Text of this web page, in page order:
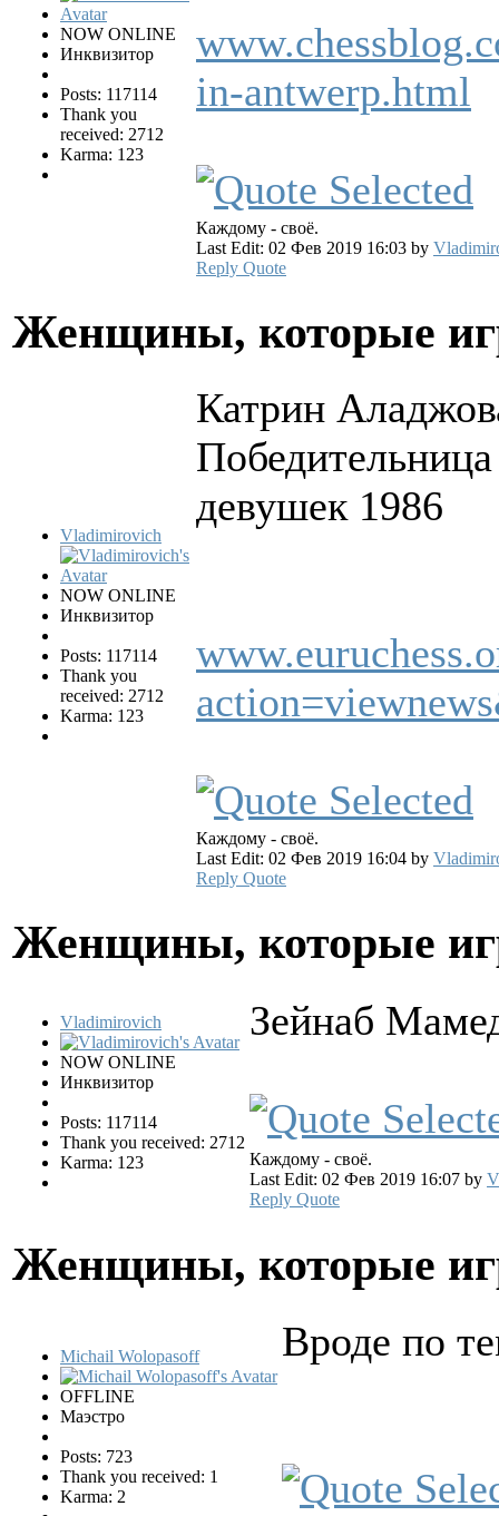
NOW ONLINE
Инквизитор
Posts: 117114
Thank you
received: 2712
Karma: 123
in-antwerp.html
Каждому - своё.
Last Edit: 02 Фев 2019 16:03 by
Reply Quote
Женщины, которые
Vladimirovich
NOW ONLINE
Инквизитор
Posts: 117114
Thank you
received: 2712
Karma: 123
Катрин
девушек 1986
Каждому - своё.
Last Edit: 02 Фев 2019 16:04 by
Reply Quote
Женщины, которые
Vladimirovich
NOW ONLINE
Инквизитор
Posts: 117114
Thank you received: 2712
Karma: 123
Зейнаб
Каждому - своё.
Last Edit: 02 Фев 2019 16:07 by
Reply Quote
Женщины, которые
Michail Wolopasoff
OFFLINE
Маэстро
Posts: 723
Thank you received: 1
Karma: 2
Вроде по